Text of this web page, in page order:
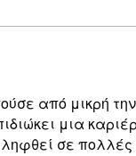
από μικρή
μια
σε